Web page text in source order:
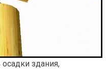
здания,